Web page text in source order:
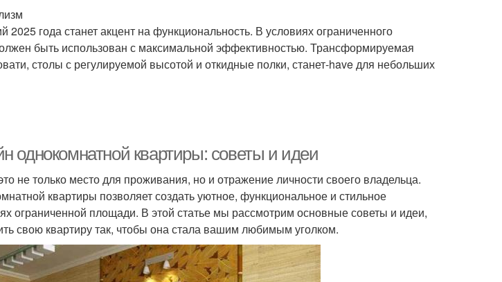
года станет акцент на функциональность. В условиях ограниченного
быть использован с максимальной эффективностью. Трансформируемая
столы с регулируемой высотой и откидные полки, станет-have для небольших
однокомнатной квартиры: советы и идеи
не только место для проживания, но и отражение личности своего владельца.
квартиры позволяет создать уютное, функциональное и стильное
ограниченной площади. В этой статье мы рассмотрим основные советы и идеи,
свою квартиру так, чтобы она стала вашим любимым уголком.